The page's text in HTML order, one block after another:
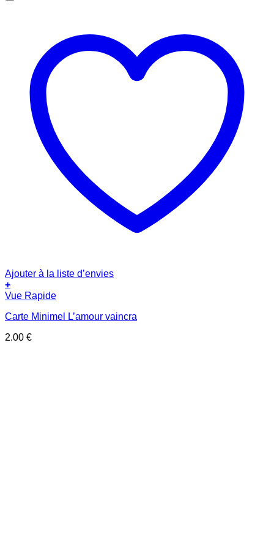
Ajouter à la liste d’envies
+
Vue Rapide
Carte Minimel L’amour vaincra
2.00 €